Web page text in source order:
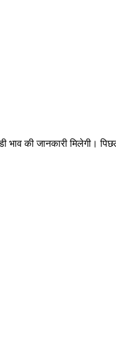
की जानकारी मिलेगी।